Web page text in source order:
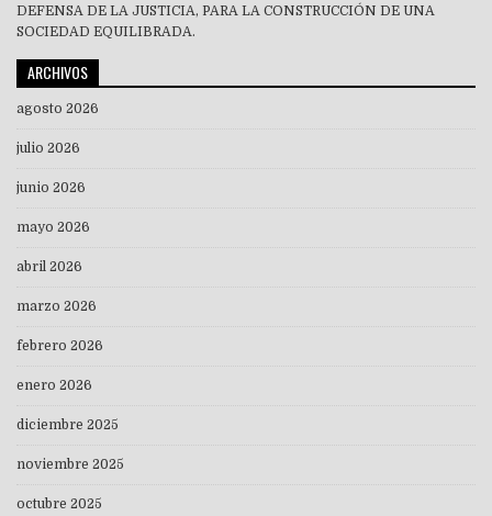
DEFENSA DE LA JUSTICIA, PARA LA CONSTRUCCIÓN DE UNA
SOCIEDAD EQUILIBRADA.
ARCHIVOS
agosto 2026
julio 2026
junio 2026
mayo 2026
abril 2026
marzo 2026
febrero 2026
enero 2026
diciembre 2025
noviembre 2025
octubre 2025